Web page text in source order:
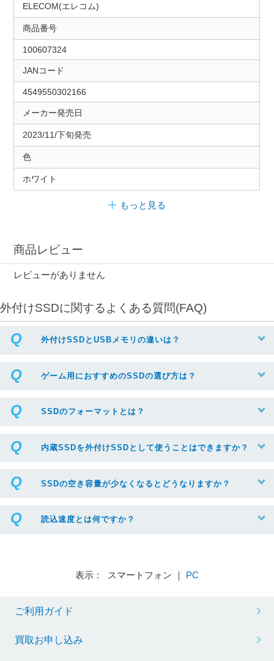
ELECOM(エレコム)
商品番号
100607324
JANコード
4549550302166
メーカー発売日
2023/11/下旬発売
色
ホワイト
もっと見る
商品レビュー
レビューがありません
外付けSSDに関するよくある質問(FAQ)
外付けSSDとUSBメモリの違いは？
ゲーム用におすすめのSSDの選び方は？
SSDのフォーマットとは？
内蔵SSDを外付けSSDとして使うことはできますか？
SSDの空き容量が少なくなるとどうなりますか？
読込速度とは何ですか？
表示： スマートフォン ｜ PC
ご利用ガイド
買取お申し込み